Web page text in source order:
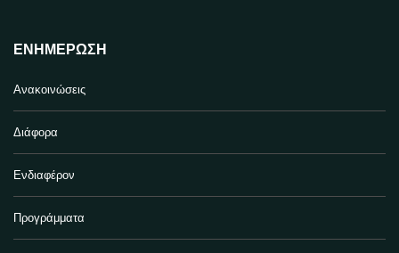
ΕΝΗΜΈΡΩΣΗ
Ανακοινώσεις
Διάφορα
Ενδιαφέρον
Προγράμματα